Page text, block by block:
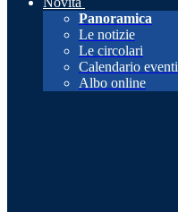
Panoramica
Le notizie
Le circolari
Calendario eventi
Albo online